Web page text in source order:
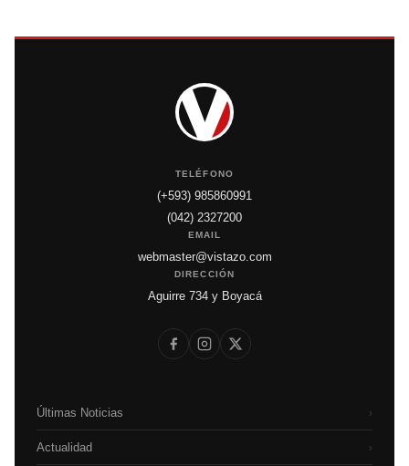
TELÉFONO
(+593) 985860991
(042) 2327200
EMAIL
webmaster@vistazo.com
DIRECCIÓN
Aguirre 734 y Boyacá
Últimas Noticias ›
Actualidad ›